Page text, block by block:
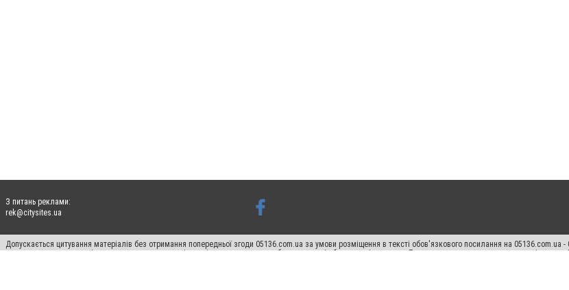
З питань реклами:
rek@citysites.ua
Допускається цитування матеріалів без отримання попередньої згоди 05136.com.ua за умови розміщення в тексті обов'язкового посилання на
для пошукових систем гіперпосилання на цитовані статті не нижче другого абзацу в тексті або в якості джерела. Порушення виняткових прав